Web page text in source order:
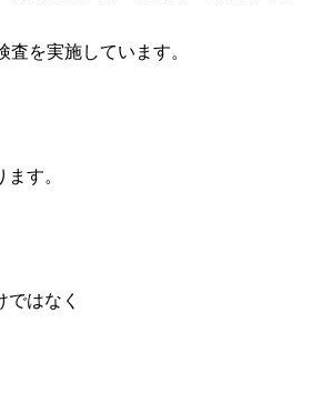
を実施しています。
す。
はなく